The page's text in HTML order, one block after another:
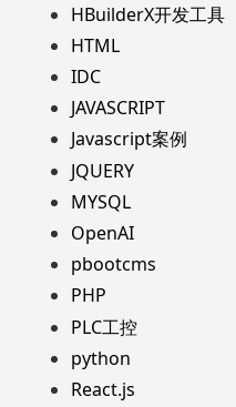
HBuilderX开发工具
HTML
IDC
JAVASCRIPT
Javascript案例
JQUERY
MYSQL
OpenAI
pbootcms
PHP
PLC工控
python
React.js